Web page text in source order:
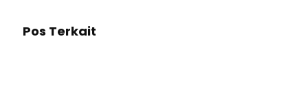
Pos Terkait